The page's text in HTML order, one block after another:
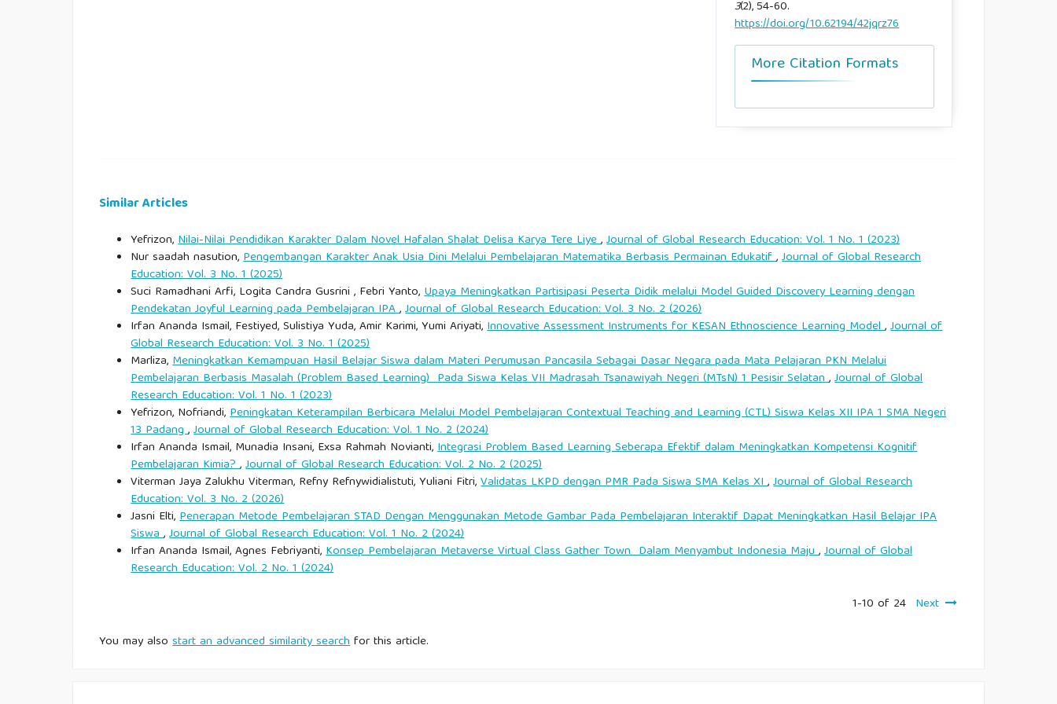
Mulyasa, E. (2020). Menjadi guru profesional: Menciptakan pembelajaran kreatif dan menyenangkan. Bandung:
Nugroho, H., Santoso, B., & Wijaya, D. (2021). Pengaruh fasilitas praktik terhadap hasil belajar siswa SMK. Jurnal
Pendidikan Teknik, 13(1), 55–66.
Paramitha, R., Dewi, N., & Saputra, H. (2024). Integrasi pembelajaran berbasis kerja dalam kurikulum SMK. Jurnal
Inovasi Pendidikan, 14(1), 88–99.
Rahayu, S., & Suryadi, A. (2020). Kesiapan kerja lulusan SMK dalam menghadapi dunia industri. Jurnal Pendidikan
Ekonomi, 8(2), 120–132.
Raelin, J. A. (2020). Work-based learning: Bridging knowledge and action in the workplace. New Directions for
Adult and Continuing Education, 2020(165), 55–64.
Robbins, S. P., & Coulter, M. (2021). Management (15th ed.). New York: Pearson Education.
Sarmila, D., Yusuf, M., & Arifin, Z. (2025). Pengaruh program praktik kerja terhadap karakter siswa SMK. Jurnal
Pendidikan Karakter, 15(1), 34–47.
Sudarsono, A., Putri, R., & Hakim, L. (2023). Pembelajaran berbasis pengalaman dalam pendidikan kejuruan.
3(2), 54-60.
https://doi.org/10.62194/42jqrz76
More Citation Formats
Similar Articles
Yefrizon,Nilai-Nilai Pendidikan Karakter Dalam Novel Hafalan Shalat Delisa Karya Tere Liye,Journal of Global Research Education: Vol. 1 No. 1 (2023)
Nur saadah nasution,Pengembangan Karakter Anak Usia Dini Melalui Pembelajaran Matematika Berbasis Permainan Edukatif,Journal of Global Research
Education: Vol. 3 No. 1 (2025)
Suci Ramadhani Arfi, Logita Candra Gusrini , Febri Yanto,Upaya Meningkatkan Partisipasi Peserta Didik melalui Model Guided Discovery Learning dengan
Pendekatan Joyful Learning pada Pembelajaran IPA,Journal of Global Research Education: Vol. 3 No. 2 (2026)
Irfan Ananda Ismail, Festiyed, Sulistiya Yuda, Amir Karimi, Yumi Ariyati,Innovative Assessment Instruments for KESAN Ethnoscience Learning Model,Journal of
Global Research Education: Vol. 3 No. 1 (2025)
Marliza,Meningkatkan Kemampuan Hasil Belajar Siswa dalam Materi Perumusan Pancasila Sebagai Dasar Negara pada Mata Pelajaran PKN Melalui
Pembelajaran Berbasis Masalah (Problem Based Learning) Pada Siswa Kelas VII Madrasah Tsanawiyah Negeri (MTsN) 1 Pesisir Selatan,Journal of Global
Research Education: Vol. 1 No. 1 (2023)
Yefrizon, Nofriandi,Peningkatan Keterampilan Berbicara Melalui Model Pembelajaran Contextual Teaching and Learning (CTL) Siswa Kelas XII IPA 1 SMA Negeri
13 Padang,Journal of Global Research Education: Vol. 1 No. 2 (2024)
Irfan Ananda Ismail, Munadia Insani, Exsa Rahmah Novianti,Integrasi Problem Based Learning Seberapa Efektif dalam Meningkatkan Kompetensi Kognitif
Pembelajaran Kimia?,Journal of Global Research Education: Vol. 2 No. 2 (2025)
Viterman Jaya Zalukhu Viterman, Refny Refnywidialistuti, Yuliani Fitri,Validatas LKPD dengan PMR Pada Siswa SMA Kelas XI,Journal of Global Research
Education: Vol. 3 No. 2 (2026)
Jasni Elti,Penerapan Metode Pembelajaran STAD Dengan Menggunakan Metode Gambar Pada Pembelajaran Interaktif Dapat Meningkatkan Hasil Belajar IPA
Siswa,Journal of Global Research Education: Vol. 1 No. 2 (2024)
Irfan Ananda Ismail, Agnes Febriyanti,Konsep Pembelajaran Metaverse Virtual Class Gather Town Dalam Menyambut Indonesia Maju,Journal of Global
Research Education: Vol. 2 No. 1 (2024)
1-10 of 24 Next
You may alsostart an advanced similarity searchfor this article.